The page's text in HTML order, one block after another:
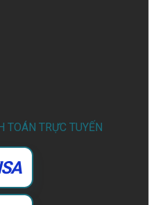
TOÁN TRỰC TUYẾN